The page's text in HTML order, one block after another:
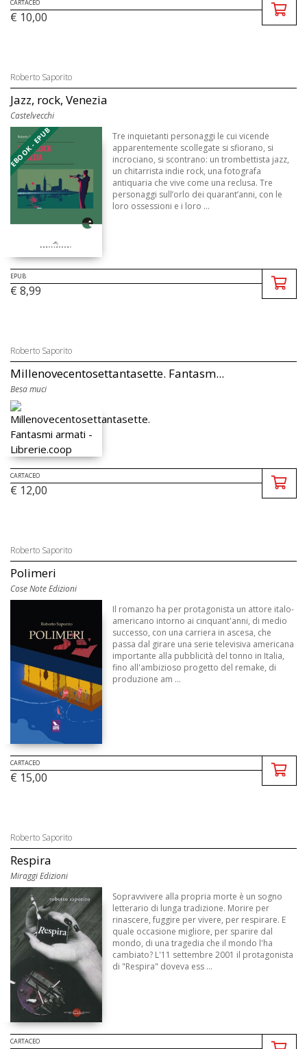
CARTACEO
€ 10,00
Roberto Saporito
Jazz, rock, Venezia
Castelvecchi
EBOOK - EPUB
Tre inquietanti personaggi le cui vicende
apparentemente scollegate si sfiorano, si
incrociano, si scontrano: un trombettista jazz,
un chitarrista indie rock, una fotografa
antiquaria che vive come una reclusa. Tre
personaggi sull’orlo dei qua­rant’anni, con le
loro ossessioni e i loro ...
EPUB
€ 8,99
Roberto Saporito
Millenovecentosettantasette. Fantasm...
Besa muci
CARTACEO
€ 12,00
Roberto Saporito
Polimeri
Cose Note Edizioni
Il romanzo ha per protagonista un attore italo-
americano intorno ai cinquant'anni, di medio
successo, con una carriera in ascesa, che
passa dal girare una serie televisiva americana
importante alla pubblicità del tonno in Italia,
fino all'ambizioso progetto del remake, di
produzione am ...
CARTACEO
€ 15,00
Roberto Saporito
Respira
Miraggi Edizioni
Sopravvivere alla propria morte è un sogno
letterario di lunga tradizione. Morire per
rinascere, fuggire per vivere, per respirare. E
quale occasione migliore, per sparire dal
mondo, di una tragedia che il mondo l'ha
cambiato? L'11 settembre 2001 il protagonista
di "Respira" doveva ess ...
CARTACEO